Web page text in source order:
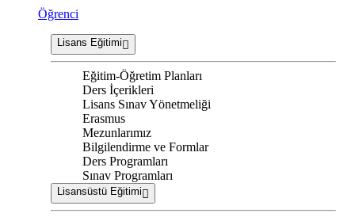
Öğrenci
Lisans Eğitimi
Eğitim-Öğretim Planları
Ders İçerikleri
Lisans Sınav Yönetmeliği
Erasmus
Mezunlarımız
Bilgilendirme ve Formlar
Ders Programları
Sınav Programları
Lisansüstü Eğitimi